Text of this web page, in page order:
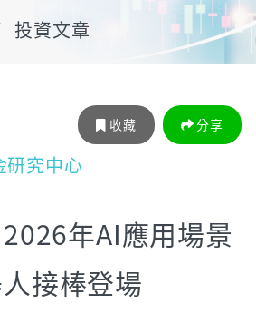
投資文章
收藏 分享
究中心
年AI應用場景
接棒登場